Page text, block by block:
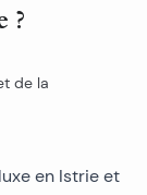
?
de la
en Istrie et